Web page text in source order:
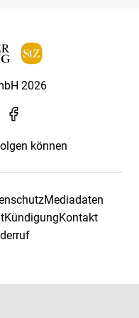
2026
können
Mediadaten
KündigungKontakt